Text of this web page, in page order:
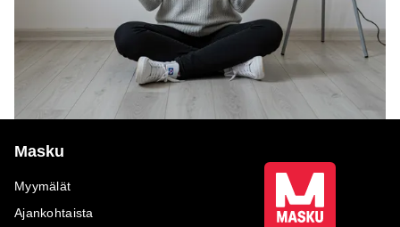
Masku
Myymälät
Ajankohtaista